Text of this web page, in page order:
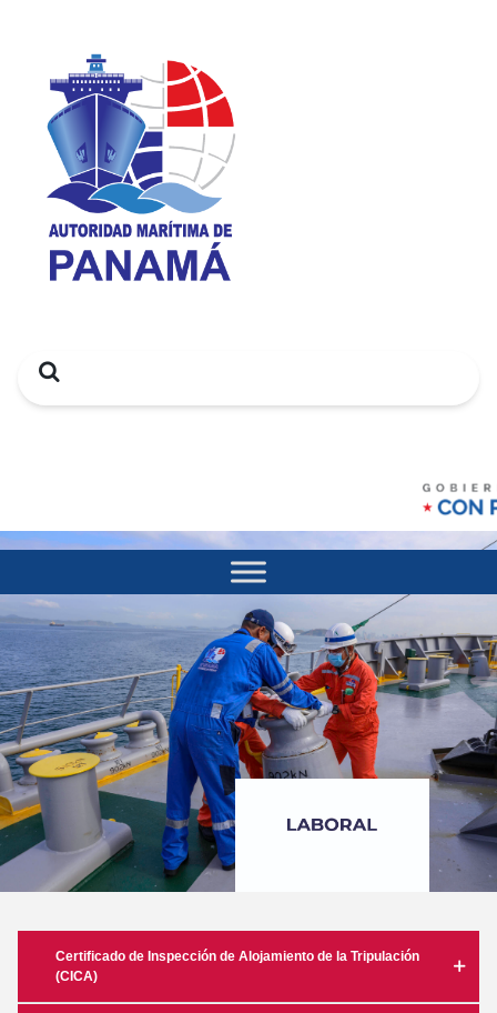
Search
Certificado de Inspección de Alojamiento de la Tripulación
(CICA)